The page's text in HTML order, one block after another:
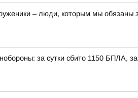
– люди, которым мы обязаны
за сутки сбито 1150 БПЛА,